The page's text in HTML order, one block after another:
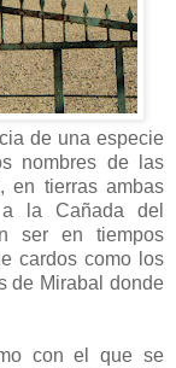
de una especie
nombres de las
, en tierras ambas
la Cañada del
ser en tiempos
cardos como los
de Mirabal donde
con el que se